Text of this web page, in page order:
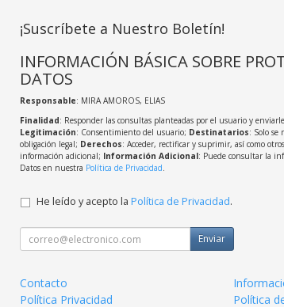
¡Suscríbete a Nuestro Boletín!
INFORMACIÓN BÁSICA SOBRE
DATOS
Responsable: MIRA AMOROS, ELIAS
Finalidad: Responder las consultas planteadas por el usuario y
Legitimación: Consentimiento del usuario; Destinatarios: Solo se
obligación legal; Derechos: Acceder, rectificar y suprimir, así como
información adicional; Información Adicional: Puede consultar la
Datos en nuestra Política de Privacidad.
He leído y acepto la Política de Privacidad.
Enviar
Contacto
Política Privacidad
Política